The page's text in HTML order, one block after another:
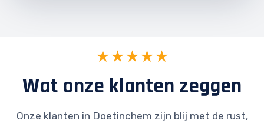
★★★★★
Wat onze klanten zeggen
Onze klanten in Doetinchem zijn blij met de rust,